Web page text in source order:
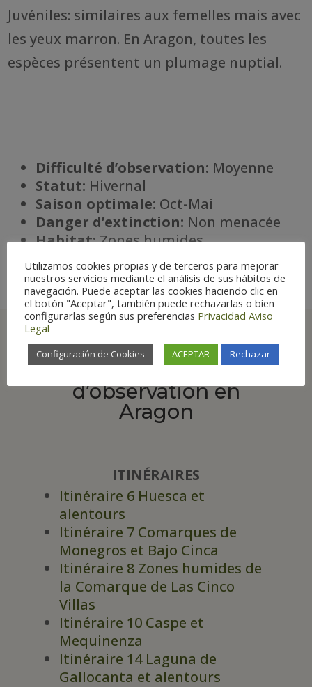
Juvéniles: similaires aux femelles mais avec
les yeux marron. En Aragon, toutes les
espèces présentent un plumage nuptial.
Difficulté d’observation: Moyenne
Statut: Hivernal
Saison optimale: Oct-Mai
Danger d’extinction: Non menacée
Habitat:Zones humides
Principaux lieux
d’observation en
Aragon
ITINÉRAIRES
Itinéraire 6 Huesca et
alentours
Itinéraire 7 Comarques de
Monegros et Bajo Cinca
Itinéraire 8 Zones humides de
la Comarque de Las Cinco
Villas
Itinéraire 10 Caspe et
Mequinenza
Itinéraire 14 Laguna de
Gallocanta et alentours
Utilizamos cookies propias y de terceros para mejorar
nuestros servicios mediante el análisis de sus hábitos de
navegación. Puede aceptar las cookies haciendo clic en
el botón "Aceptar", también puede rechazarlas o bien
configurarlas según sus preferencias Privacidad Aviso
Legal
Configuración de Cookies ACEPTAR Rechazar